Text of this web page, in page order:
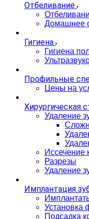
Отбеливание
Домашнее
Гигиена
Гигиена
Профильные
Цены на
Хирургическая
Удаление
Иссечение
Разрезы
Удаление
Имплантация
Установка
Подсадка